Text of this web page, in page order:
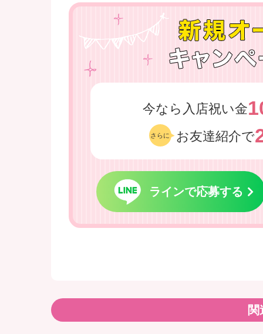
今なら入店祝い金
さらに お友達紹介で
ラインで応募する